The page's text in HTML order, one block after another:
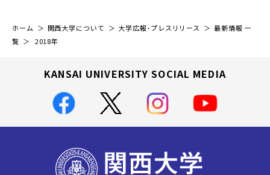
ホーム 関西大学について 大学広報・プレスリリース
最新情報 一
覧
2018年
KANSAI UNIVERSITY SOCIAL MEDIA